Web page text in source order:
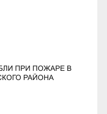
ПРИ ПОЖАРЕ В
РАЙОНА